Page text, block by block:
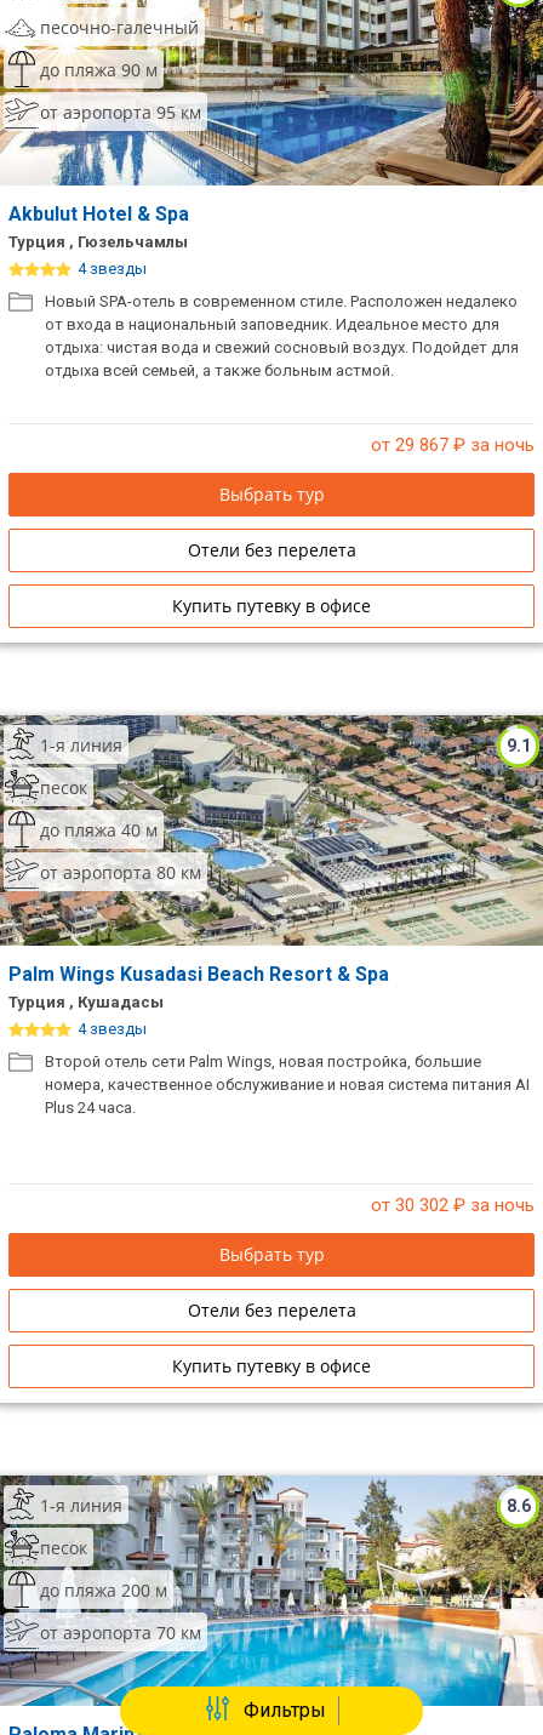
песочно-галечный
до пляжа 90 м
от аэропорта 95 км
Akbulut Hotel & Spa
Турция , Гюзельчамлы
4 звезды
Новый SPA-отель в современном стиле. Расположен недалеко
от входа в национальный заповедник. Идеальное место для
отдыха: чистая вода и свежий сосновый воздух. Подойдет для
отдыха всей семьей, а также больным астмой.
от 29 867 ₽ за ночь
Выбрать тур
Отели без перелета
Купить путевку в офисе
9.1
1-я линия
песок
до пляжа 40 м
от аэропорта 80 км
Palm Wings Kusadasi Beach Resort & Spa
Турция , Кушадасы
4 звезды
Второй отель сети Palm Wings, новая постройка, большие
номера, качественное обслуживание и новая система питания AI
Plus 24 часа.
от 30 302 ₽ за ночь
Выбрать тур
Отели без перелета
Купить путевку в офисе
8.6
1-я линия
песок
до пляжа 200 м
от аэропорта 70 км
Фильтры